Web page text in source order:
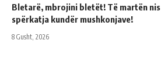
Bletarë, mbrojini bletët! Të martën nis
spërkatja kundër mushkonjave!
8 Gusht, 2026